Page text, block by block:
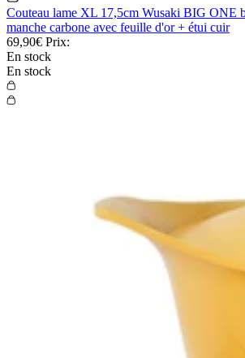
Couteau lame XL 17,5cm Wusaki BIG ONE
manche carbone avec feuille d'or + étui cuir
69,90€ Prix:
En stock
En stock